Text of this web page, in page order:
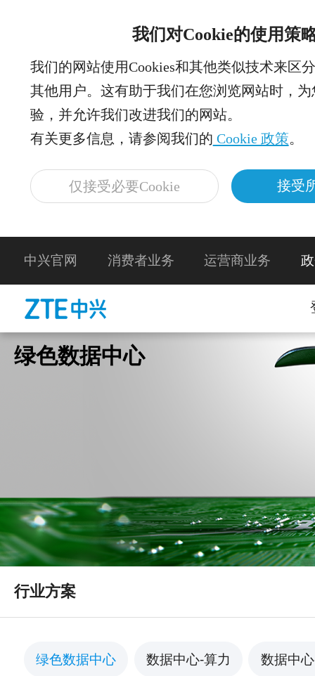
我们对Cookie的使用策
我们的网站使用Cookies和其他类似技术来区
其他用户。这有助于我们在您浏览网站时，
验，并允许我们改进我们的网站。
有关更多信息，请参阅我们的 Cookie 政策。
仅接受必要Cookie 接受
中兴官网 消费者业务 运营商业务
绿色数据中心
行业方案
绿色数据中心 数据中心-算力 数据中